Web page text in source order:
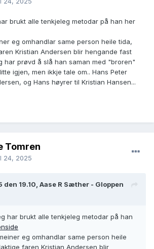
brukt alle tenkjeleg metodar på han her
eg omhandlar same person heile tida,
Kristian Andersen blir hengande fast
har prøvd å slå han saman med "broren"
igjen, men ikkje tale om.. Hans Peter
og Hans høyrer til Kristian Hansen...
Tomren
24, 2025
den 19.10, Aase R Sæther - Gloppen
har brukt alle tenkjeleg metodar på han
eg omhandlar same person heile
faren Kristian Andersen blir